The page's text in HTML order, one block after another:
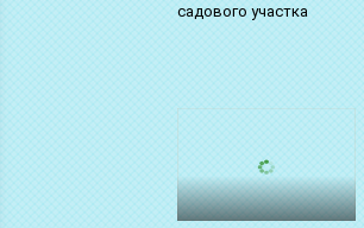
садового участка